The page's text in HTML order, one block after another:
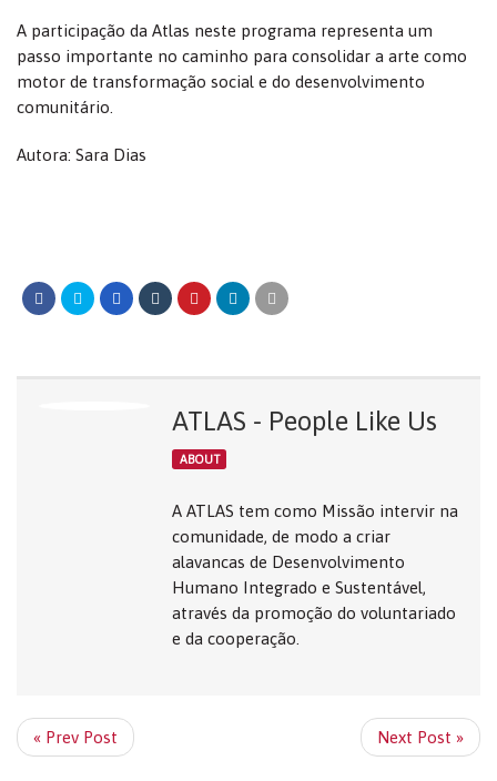
A participação da Atlas neste programa representa um
passo importante no caminho para consolidar a arte como
motor de transformação social e do desenvolvimento
comunitário.
Autora: Sara Dias
ATLAS - People Like Us
ABOUT
A ATLAS tem como Missão intervir na
comunidade, de modo a criar
alavancas de Desenvolvimento
Humano Integrado e Sustentável,
através da promoção do voluntariado
e da cooperação.
« Prev Post Next Post »